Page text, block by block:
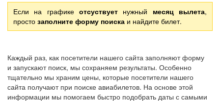
Если на графике отсуствует нужный месяц вылета,
простозаполните форму поиска и найдите билет.
Каждый раз, как посетители нашего сайта заполняют форму
и запускают поиск, мы сохраняем результаты. Особенно
тщательно мы храним цены, которые посетители нашего
сайта получают при поиске авиабилетов. На основе этой
информации мы помогаем быстро подобрать даты с самыми